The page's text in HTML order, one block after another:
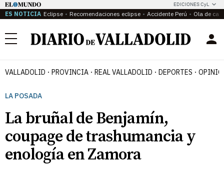
EDICIONES CyL
ES NOTICIA Eclipse Recomendaciones eclipse Accidente Perú Ola de
Menú
VALLADOLID PROVINCIA REAL VALLADOLID DEPORTES
LA POSADA
La bruñal de Benjamín,
coupage de trashumancia y
enología en Zamora